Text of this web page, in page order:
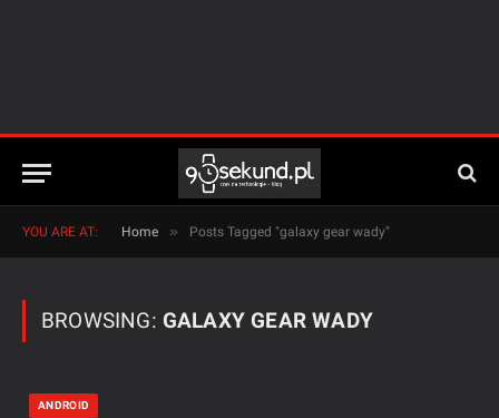
YOU ARE AT: Home » Posts Tagged "galaxy gear wady"
BROWSING: GALAXY GEAR WADY
ANDROID